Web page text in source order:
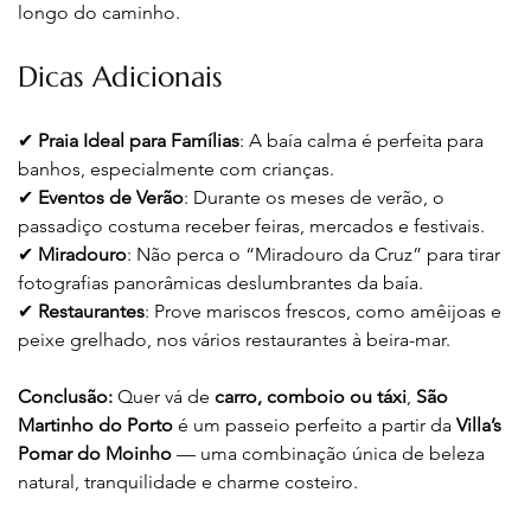
longo do caminho.
Dicas Adicionais
✔ Praia Ideal para Famílias: A baía calma é perfeita para
banhos, especialmente com crianças.
✔ Eventos de Verão: Durante os meses de verão, o
passadiço costuma receber feiras, mercados e festivais.
✔ Miradouro: Não perca o “Miradouro da Cruz” para tirar
fotografias panorâmicas deslumbrantes da baía.
✔ Restaurantes: Prove mariscos frescos, como amêijoas e
peixe grelhado, nos vários restaurantes à beira-mar.
Conclusão: Quer vá de carro, comboio ou táxi, São
Martinho do Porto é um passeio perfeito a partir da Villa’s
Pomar do Moinho — uma combinação única de beleza
natural, tranquilidade e charme costeiro.